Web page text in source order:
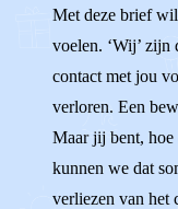
Met deze brief
voelen. ‘Wij’ zijn
contact met jou
verloren. Een
Maar jij bent, hoe
kunnen we dat
verliezen van het